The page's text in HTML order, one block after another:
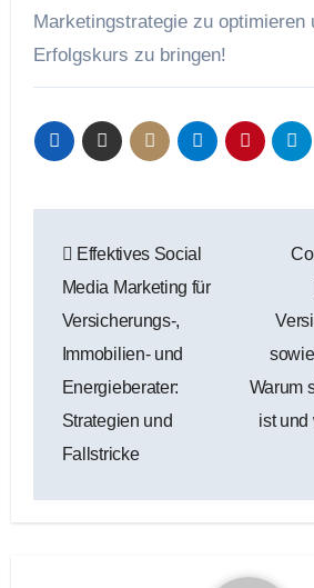
Marketingstrategie zu optimieren
Erfolgskurs zu bringen!
Effektives Social
Media Marketing für
Versicherungs-,
Immobilien- und
Energieberater:
Strategien und
Fallstricke
Warum
ist und